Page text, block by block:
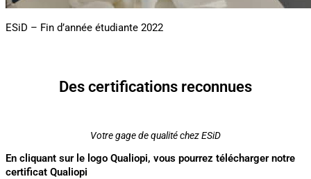
ESiD – Fin d’année étudiante 2022
Des certifications reconnues
Votre gage de qualité chez ESiD
En cliquant sur le logo Qualiopi, vous pourrez télécharger notre
certificat Qualiopi